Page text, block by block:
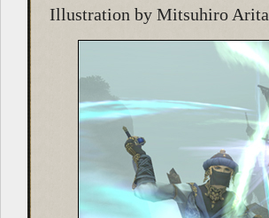
Illustration by Mitsuhiro Arita